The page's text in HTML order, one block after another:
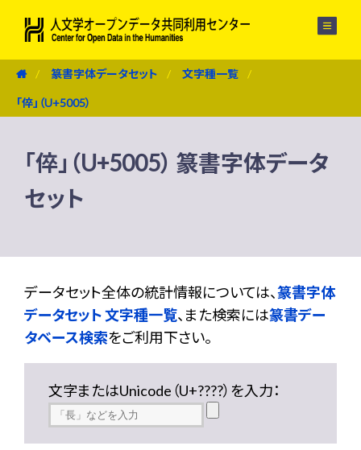
篆書字体データセット 文字種一覧
「倅」（U+5005）
「倅」（U+5005） 篆書字体データ
セット
データセット全体の統計情報については、篆書字体
データセット 文字種一覧、また検索には篆書デー
タベース検索をご利用下さい。
文字またはUnicode（U+????）を入力：